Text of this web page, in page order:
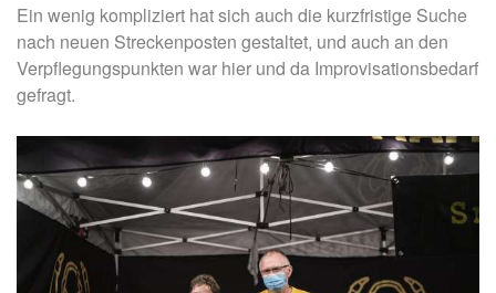
Ein wenig kompliziert hat sich auch die kurzfristige Suche
nach neuen Streckenposten gestaltet, und auch an den
Verpflegungspunkten war hier und da Improvisationsbedarf
gefragt.